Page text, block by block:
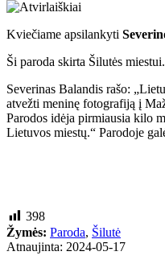
Kviečiame apsilankyti
Ši paroda skirta Šilutės
Severinas Balandis rašo:
atvežti meninę fotografiją į
Parodos idėja pirmiausia kilo
Lietuvos miestų.“ Parodoje
398
Žymės: Paroda, Šilutė
Atnaujinta: 2024-05-17